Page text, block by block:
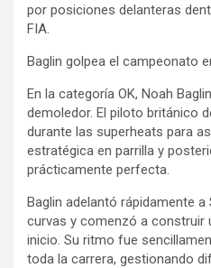
por posiciones delanteras
FIA.
Baglin golpea el campeonato
En la categoría OK, Noah
demoledor. El piloto británico
durante las superheats para
estratégica en parrilla y
prácticamente perfecta.
Baglin adelantó rápidamente
curvas y comenzó a construir
inicio. Su ritmo fue
toda la carrera, gestionando